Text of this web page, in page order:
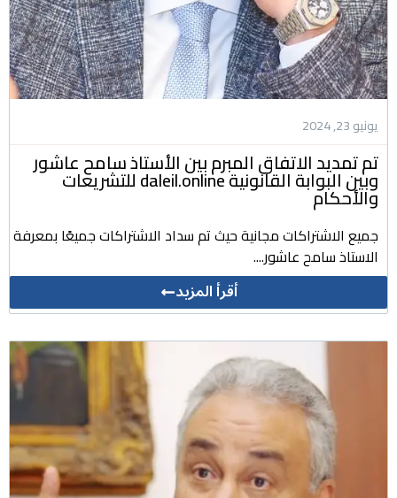
يونيو 23, 2024
تم تمديد الاتفاق المبرم بين الأستاذ سامح عاشور
وبين البوابة القانونية daleil.online للتشريعات
والأحكام
جميع الاشتراكات مجانية حيث تم سداد الاشتراكات جميعًا بمعرفة
الاستاذ سامح عاشور....
أقرأ المزيد